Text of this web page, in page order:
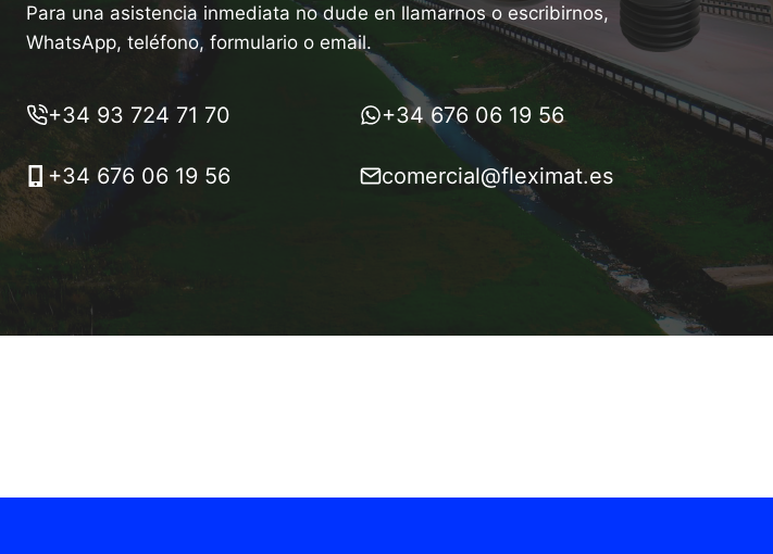
Para una asistencia inmediata no dude en llamarnos o escribirnos,
WhatsApp, teléfono, formulario o email.
+34 93 724 71 70 +34 676 06 19 56
+34 676 06 19 56 comercial@fleximat.es